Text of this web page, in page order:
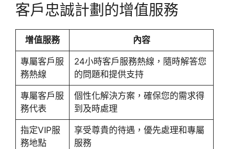
客戶忠誠計劃的增值服務
增值服務 內容
專屬客戶服
務熱線
24小時客戶服務熱線，隨時解答您
的問題和提供支持
專屬客戶服
務代表
個性化解決方案，確保您的需求得
到及時處理
指定VIP服
務地點
享受尊貴的待遇，優先處理和專屬
服務